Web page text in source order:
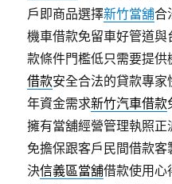
戶即商品選擇新竹當舖合
機車借款免留車好管道與
款條件門檻低只需要提
借款安全合法的貸款專
年資金需求新竹汽車借款
擁有當舖經營管理執照正
免擔保跟客戶民間借款
決信義區當舖借款使用心